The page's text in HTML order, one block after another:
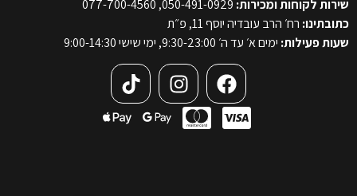
שירות לקוחות ומכירות: 050-491-0929, 077-700-4560
כתובתינו: רח׳ הרב עובדיה יוסף 11, פ״ת
שעות פעילות: ימים א׳ עד ה׳ 9:30-23:00, ימי שישי 9:00-14:30